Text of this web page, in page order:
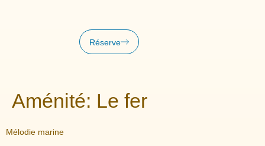
Réserve
Aménité: Le fer
Mélodie marine